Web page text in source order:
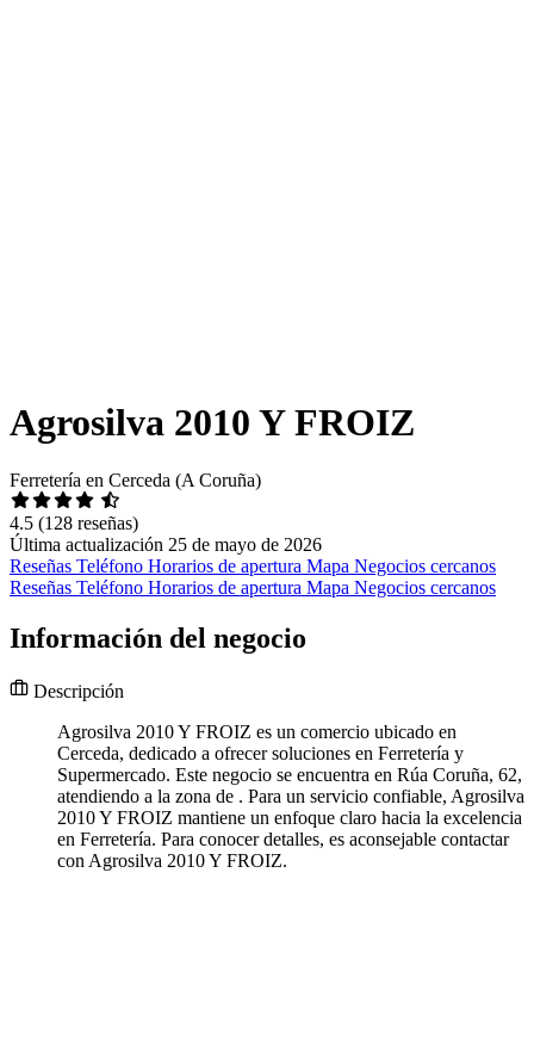
Agrosilva 2010 Y FROIZ
Ferretería en Cerceda (A Coruña)
4.5 (128 reseñas)
Última actualización 25 de mayo de 2026
Reseñas Teléfono Horarios de apertura Mapa Negocios cercanos
Reseñas Teléfono Horarios de apertura Mapa Negocios cercanos
Información del negocio
Descripción
Agrosilva 2010 Y FROIZ es un comercio ubicado en
Cerceda, dedicado a ofrecer soluciones en Ferretería y
Supermercado. Este negocio se encuentra en Rúa Coruña, 62,
atendiendo a la zona de . Para un servicio confiable, Agrosilva
2010 Y FROIZ mantiene un enfoque claro hacia la excelencia
en Ferretería. Para conocer detalles, es aconsejable contactar
con Agrosilva 2010 Y FROIZ.